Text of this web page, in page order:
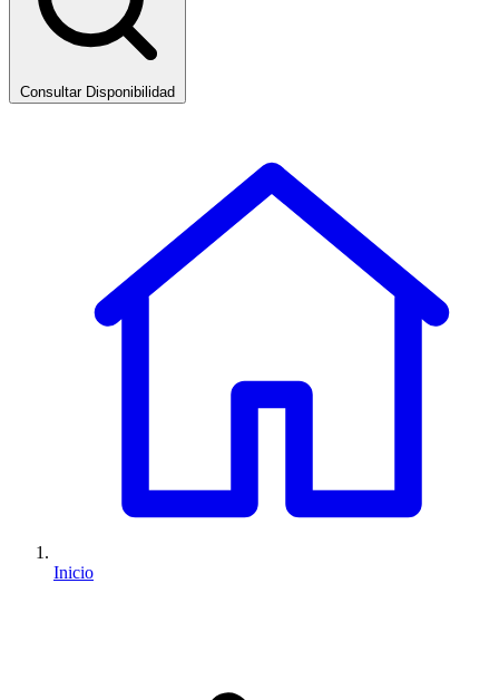
Consultar Disponibilidad
Inicio